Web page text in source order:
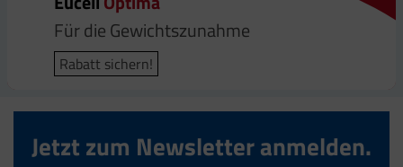
Für die Gewichtszunahme
Rabatt sichern!
Für den Energiestoffwechsel
Rabatt sichern!
Jetzt zum Newsletter anmelden.